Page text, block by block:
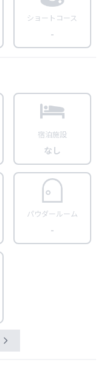
ショートコース
-
宿泊施設
なし
パウダールーム
-